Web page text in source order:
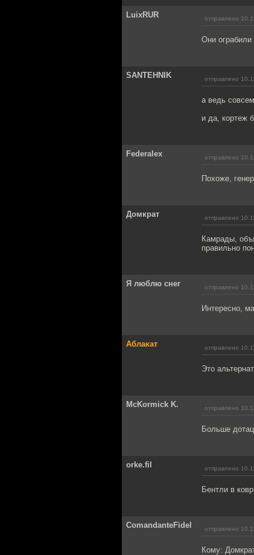
LuixRUR отправлено
Они
SANTEHNIK отправлено
а ведь
и да, кортеж
Federalex отправлено
Похоже,
Домкрат отправлено
Камрады,
правильно
Я люблю снег отправлено
Интересно,
Аблакат отправлено
Это
McKormick K. отправлено
Больше
orke.fil отправлено
Бентли в
ComandanteFidel отправлено
Кому: